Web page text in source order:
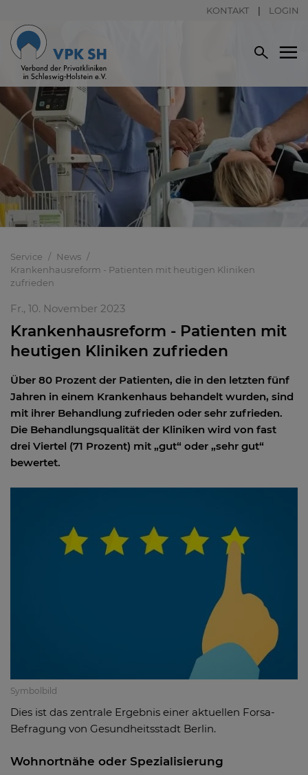
KONTAKT LOGIN
Service
News
Krankenhausreform - Patienten mit heutigen Kliniken
zufrieden
Fr., 10. November 2023
Krankenhausreform - Patienten mit
heutigen Kliniken zufrieden
Über 80 Prozent der Patienten, die in den letzten fünf
Jahren in einem Krankenhaus behandelt wurden, sind
mit ihrer Behandlung zufrieden oder sehr zufrieden.
Die Behandlungsqualität der Kliniken wird von fast
drei Viertel (71 Prozent) mit „gut“ oder „sehr gut“
bewertet.
Symbolbild
Dies ist das zentrale Ergebnis einer aktuellen Forsa-
Befragung von Gesundheitsstadt Berlin.
Wohnortnähe oder Spezialisierung